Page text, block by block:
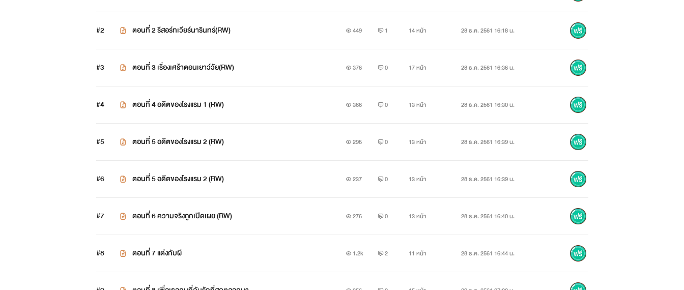
#2 ตอนที่ 2 รีสอร์ทเวียร์นารินทร์(RW) 449 1 14 หน้า 28 ธ.ค. 2561 16:18 น.
#3 ตอนที่ 3 เรื่องเศร้าตอนเยาว์วัย(RW) 376 0 17 หน้า 28 ธ.ค. 2561 16:36 น.
#4 ตอนที่ 4 อดีตของโรงแรม 1 (RW) 366 0 13 หน้า 28 ธ.ค. 2561 16:30 น.
#5 ตอนที่ 5 อดีตของโรงแรม 2 (RW) 295 0 13 หน้า 28 ธ.ค. 2561 16:39 น.
#6 ตอนที่ 5 อดีตของโรงแรม 2 (RW) 237 0 13 หน้า 28 ธ.ค. 2561 16:39 น.
#7 ตอนที่ 6 ความจริงถูกเปิดเผย (RW) 276 0 13 หน้า 28 ธ.ค. 2561 16:40 น.
#8 ตอนที่ 7 แต่งกับผี 1.2k 2 11 หน้า 28 ธ.ค. 2561 16:44 น.